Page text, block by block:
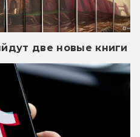
две новые книги